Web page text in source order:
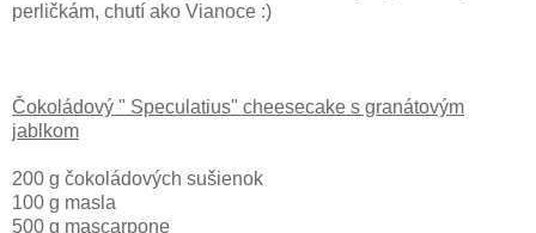
perličkám, chutí ako Vianoce :)
Čokoládový " Speculatius" cheesecake s granátovým
jablkom
200 g čokoládových sušienok
100 g masla
500 g mascarpone